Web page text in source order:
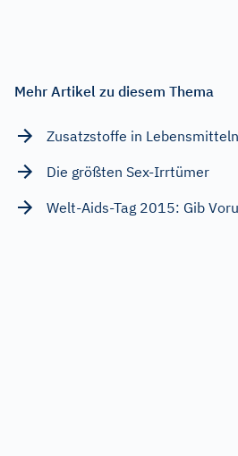
Mehr Artikel zu diesem Thema
Zusatzstoffe in Lebensmitteln
Die größten Sex-Irrtümer
Welt-Aids-Tag 2015: Gib